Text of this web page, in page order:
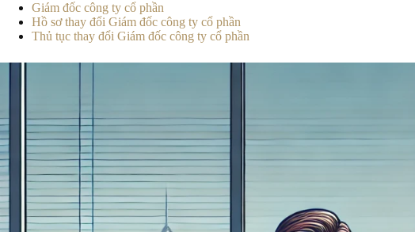
Giám đốc công ty cổ phần
Hồ sơ thay đổi Giám đốc công ty cổ phần
Thủ tục thay đổi Giám đốc công ty cổ phần